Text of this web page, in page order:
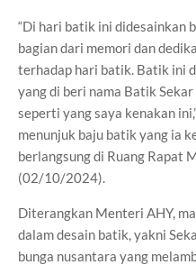
“Di hari batik ini didesainkan
bagian dari memori dan
terhadap hari batik. Batik ini
yang di beri nama Batik
seperti yang saya kenakan
menunjuk baju batik yang ia
berlangsung di Ruang Rapat
(02/10/2024).
Diterangkan Menteri AHY,
dalam desain batik, yakni
bunga nusantara yang